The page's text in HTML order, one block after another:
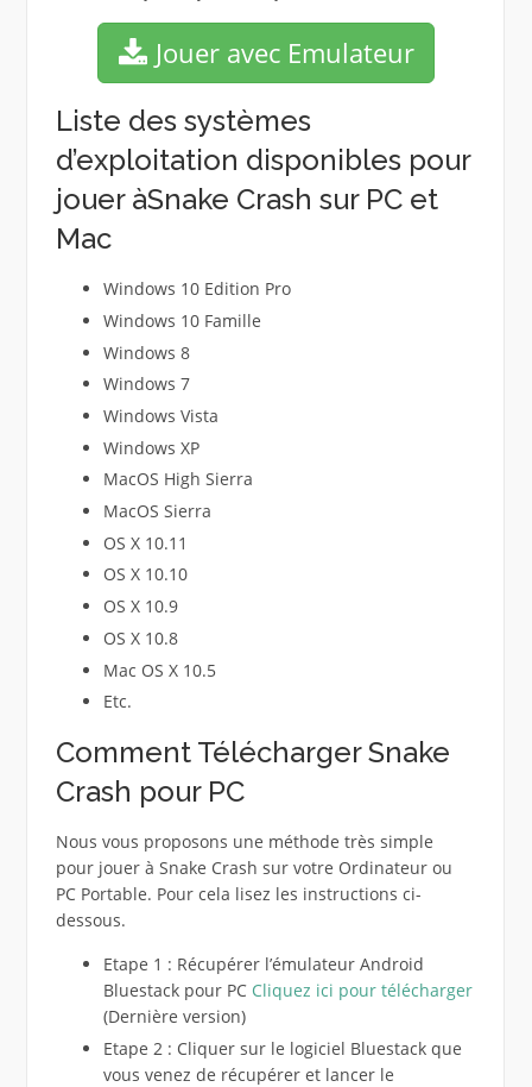
Jouer avec Emulateur
Liste des systèmes
d’exploitation disponibles pour
jouer àSnake Crash sur PC et
Mac
Windows 10 Edition Pro
Windows 10 Famille
Windows 8
Windows 7
Windows Vista
Windows XP
MacOS High Sierra
MacOS Sierra
OS X 10.11
OS X 10.10
OS X 10.9
OS X 10.8
Mac OS X 10.5
Etc.
Comment Télécharger Snake
Crash pour PC
Nous vous proposons une méthode très simple
pour jouer à Snake Crash sur votre Ordinateur ou
PC Portable. Pour cela lisez les instructions ci-
dessous.
Etape 1 : Récupérer l’émulateur Android
Bluestack pour PC Cliquez ici pour télécharger
(Dernière version)
Etape 2 : Cliquer sur le logiciel Bluestack que
vous venez de récupérer et lancer le